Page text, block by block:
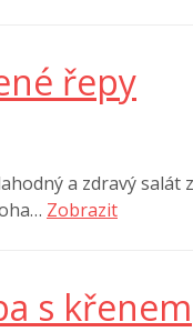
řepy
a zdravý salát
Zobrazit
s křenem